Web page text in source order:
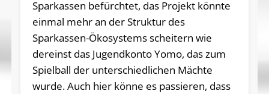
Sparkassen befürchtet, das Projekt könnte
einmal mehr an der Struktur des
Sparkassen-Ökosystems scheitern wie
dereinst das Jugendkonto Yomo, das zum
Spielball der unterschiedlichen Mächte
wurde. Auch hier könne es passieren, dass